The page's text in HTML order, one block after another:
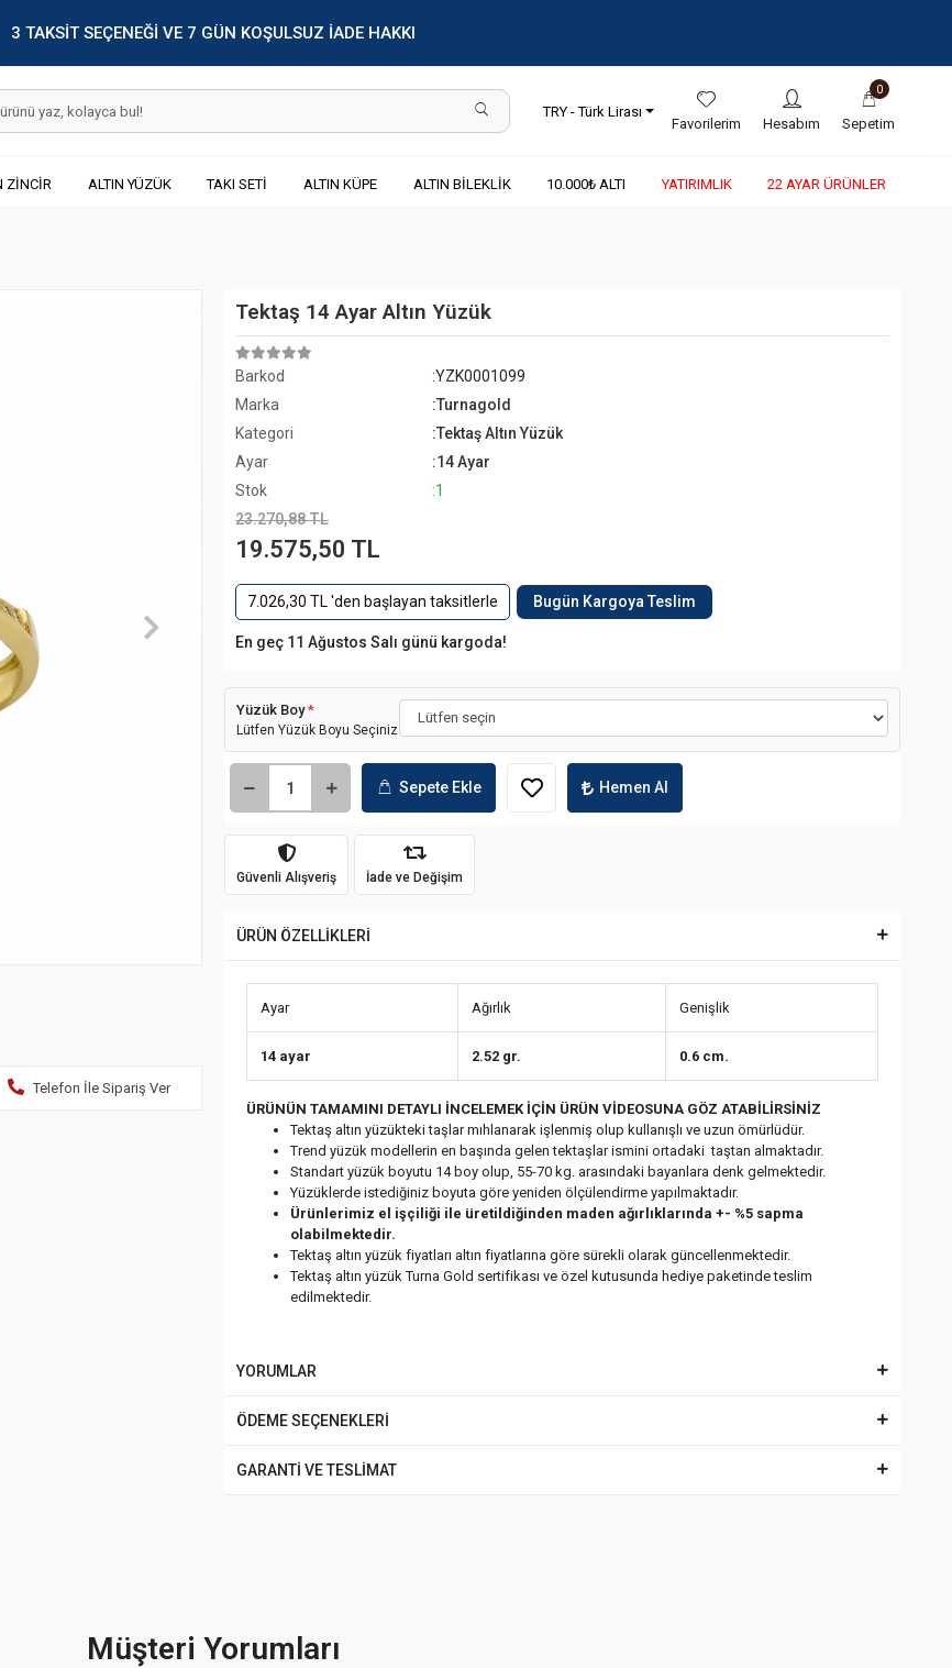
3 TAKSİT SEÇENEĞİ VE 7 GÜN KOŞULSUZ İADE HAKKI
TRY - Türk Lirası
Favorilerim Hesabım
0
Sepetim
ZİNCİR ALTIN YÜZÜK TAKI SETİ ALTIN KÜPE ALTIN BİLEKLİK 10.000₺ ALTI YATIRIMLIK 22 AYAR ÜRÜNLER
Telefon İle Sipariş Ver
Tektaş 14 Ayar Altın Yüzük
Barkod
:YZK0001099
Marka
:Turnagold
Kategori
:Tektaş Altın Yüzük
Ayar
:14 Ayar
Stok
:1
23.270,88 TL
19.575,50 TL
7.026,30 TL 'den başlayan taksitlerle Bugün Kargoya Teslim
En geç 11 Ağustos Salı günü kargoda!
Yüzük Boy*
Lütfen Yüzük Boyu Seçiniz
Sepete Ekle Hemen Al
Güvenli Alışveriş İade ve Değişim
ÜRÜN ÖZELLİKLERİ
Ayar Ağırlık Genişlik
14 ayar 2.52 gr. 0.6 cm.
ÜRÜNÜN TAMAMINI DETAYLI İNCELEMEK İÇİN ÜRÜN VİDEOSUNA GÖZ ATABİLİRSİNİZ
Tektaş altın yüzükteki taşlar mıhlanarak işlenmiş olup kullanışlı ve uzun ömürlüdür.
Trend yüzük modellerin en başında gelen tektaşlar ismini ortadaki taştan almaktadır.
Standart yüzük boyutu 14 boy olup, 55-70 kg. arasındaki bayanlara denk gelmektedir.
Yüzüklerde istediğiniz boyuta göre yeniden ölçülendirme yapılmaktadır.
Ürünlerimiz el işçiliği ile üretildiğinden maden ağırlıklarında +- %5 sapma
olabilmektedir.
Tektaş altın yüzük fiyatları altın fiyatlarına göre sürekli olarak güncellenmektedir.
Tektaş altın yüzük Turna Gold sertifikası ve özel kutusunda hediye paketinde teslim
edilmektedir.
YORUMLAR
ÖDEME SEÇENEKLERİ
GARANTİ VE TESLİMAT
Müşteri Yorumları